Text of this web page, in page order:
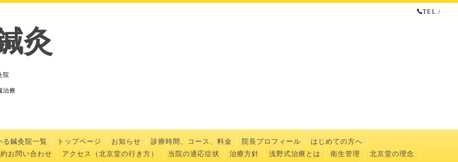
TEL /
灸
院
治療
る鍼灸院一覧 トップページ お知らせ 診療時間、コース、料金 院長プロフィール
はじめての方へ
お問い合わせ アクセス（北京堂の行き方） 当院の適応症状 治療方針 浅野式治療とは 衛生管理
北京堂の理念